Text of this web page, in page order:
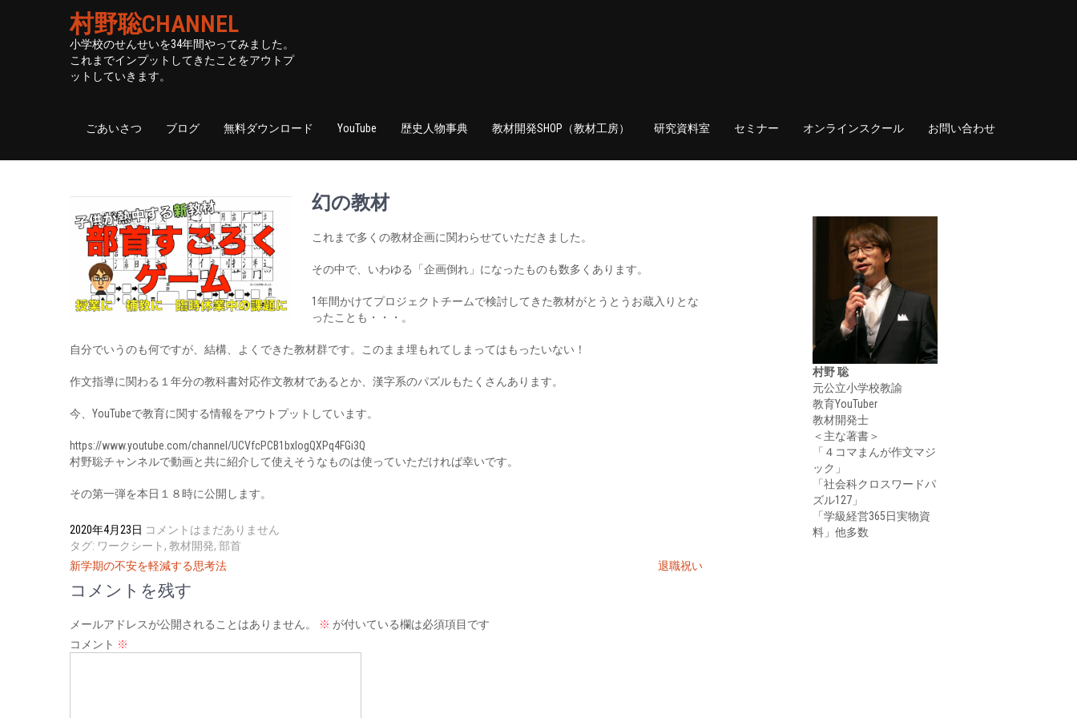
村野聡CHANNEL
小学校のせんせいを34年間やってみました。
これまでインプットしてきたことをアウトプ
ットしていきます。
ごあいさつ ブログ 無料ダウンロード YouTube 歴史人物事典 教材開発SHOP（教材工房） 研究資料室 セミナー オンラインスクール お問い合わせ
幻の教材
これまで多くの教材企画に関わらせていただきました。
その中で、いわゆる「企画倒れ」になったものも数多くあります。
1年間かけてプロジェクトチームで検討してきた教材がとうとうお蔵入りとな
ったことも・・・。
自分でいうのも何ですが、結構、よくできた教材群です。このまま埋もれてしまってはもったいない！
作文指導に関わる１年分の教科書対応作文教材であるとか、漢字系のパズルもたくさんあります。
今、YouTubeで教育に関する情報をアウトプットしています。
https://www.youtube.com/channel/UCVfcPCB1bxIogQXPq4FGi3Q
村野聡チャンネルで動画と共に紹介して使えそうなものは使っていただければ幸いです。
その第一弾を本日１８時に公開します。
2020年4月23日 コメントはまだありません
タグ: ワークシート , 教材開発, 部首
投
稿
ナ
ビ
ゲ
ー
新学期の不安を軽減する思考法 退職祝い
コメントを残す
メールアドレスが公開されることはありません。 ※ が付いている欄は必須項目です
コメント ※
村野 聡
元公立小学校教諭
教育YouTuber
教材開発士
＜主な著書＞
「４コマまんが作文マジ
ック」
「社会科クロスワードパ
ズル127」
「学級経営365日実物資
料」他多数